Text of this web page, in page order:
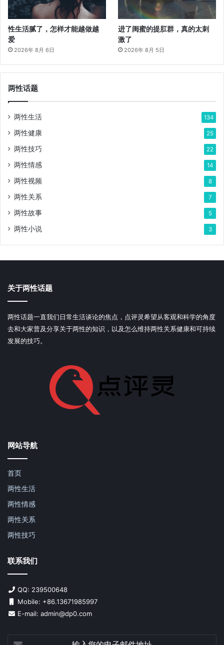
性生活腻了，怎样才能越做越
爱
2026年 8月 6日
进了闺蜜的提肛群，真的太刺
激了
2026年 8月 5日
两性话题
两性生活 134
两性健康 25
两性技巧 22
两性情感 14
两性视频 8
两性关系 7
两性故事 5
两性小说 3
关于两性话题
两性话题一直我们日常生活谈论的焦点，点评灵希望从客观和科学的角度
去和大家普及分享关于两性的知识，以及怎么维持两性关系健康和可持续
发展的技巧。
网站导航
首页
两性生活
两性情感
两性关系
两性技巧
联系我们
QQ: 239500648
Mobile: +86.13671985997
E-mail: admin@dp0.com